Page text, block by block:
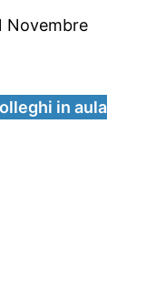
Novembre
in aula